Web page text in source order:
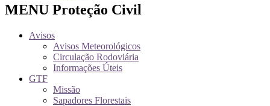
MENU Proteção Civil
Avisos
Avisos Meteorológicos
Circulação Rodoviária
Informações Úteis
GTF
Missão
Sapadores Florestais